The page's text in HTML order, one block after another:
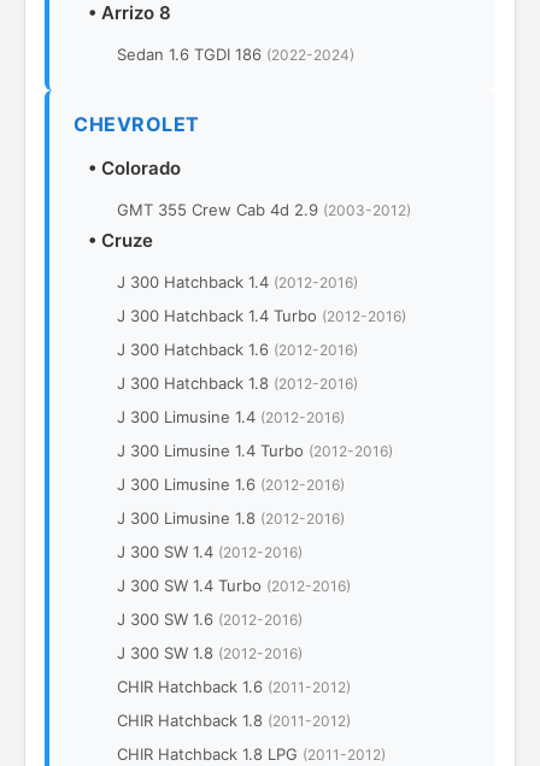
• Arrizo 8
Sedan 1.6 TGDI 186 (2022-2024)
CHEVROLET
• Colorado
GMT 355 Crew Cab 4d 2.9 (2003-2012)
• Cruze
J 300 Hatchback 1.4 (2012-2016)
J 300 Hatchback 1.4 Turbo (2012-2016)
J 300 Hatchback 1.6 (2012-2016)
J 300 Hatchback 1.8 (2012-2016)
J 300 Limusine 1.4 (2012-2016)
J 300 Limusine 1.4 Turbo (2012-2016)
J 300 Limusine 1.6 (2012-2016)
J 300 Limusine 1.8 (2012-2016)
J 300 SW 1.4 (2012-2016)
J 300 SW 1.4 Turbo (2012-2016)
J 300 SW 1.6 (2012-2016)
J 300 SW 1.8 (2012-2016)
CHIR Hatchback 1.6 (2011-2012)
CHIR Hatchback 1.8 (2011-2012)
CHIR Hatchback 1.8 LPG (2011-2012)